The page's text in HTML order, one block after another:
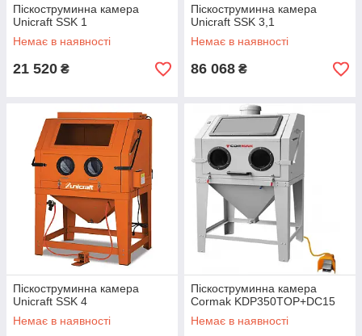
Піскоструминна камера
Unicraft SSK 1
Немає в наявності
21 520 ₴
Піскоструминна камера
Unicraft SSK 3,1
Немає в наявності
86 068 ₴
Піскоструминна камера
Unicraft SSK 4
Немає в наявності
Піскоструминна камера
Cormak KDP350TOP+DC15
Немає в наявності